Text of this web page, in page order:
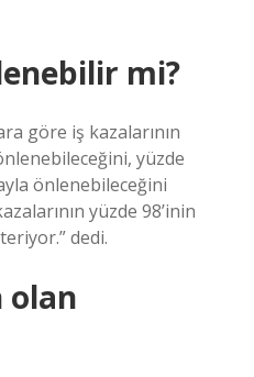
mi?
göre iş kazalarının
yüzde
önlenebileceğini
yüzde 98’inin
dedi.
olan